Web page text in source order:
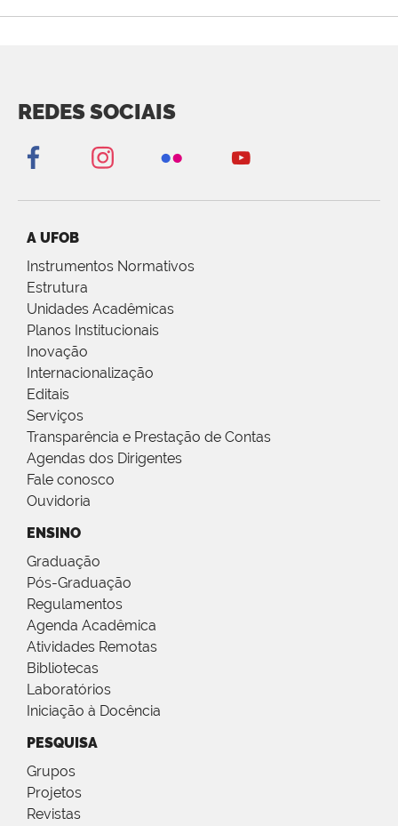
REDES SOCIAIS
A UFOB
Instrumentos Normativos
Estrutura
Unidades Acadêmicas
Planos Institucionais
Inovação
Internacionalização
Editais
Serviços
Transparência e Prestação de Contas
Agendas dos Dirigentes
Fale conosco
Ouvidoria
ENSINO
Graduação
Pós-Graduação
Regulamentos
Agenda Acadêmica
Atividades Remotas
Bibliotecas
Laboratórios
Iniciação à Docência
PESQUISA
Grupos
Projetos
Revistas